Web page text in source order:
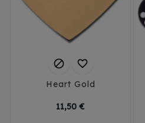
 
Heart Gold
11,50 €